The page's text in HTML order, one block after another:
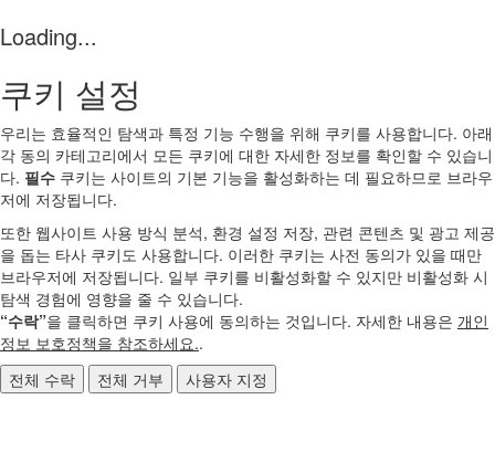
Loading...
쿠키 설정
우리는 효율적인 탐색과 특정 기능 수행을 위해 쿠키를 사용합니다. 아래
각 동의 카테고리에서 모든 쿠키에 대한 자세한 정보를 확인할 수 있습니
다. 필수 쿠키는 사이트의 기본 기능을 활성화하는 데 필요하므로 브라우
저에 저장됩니다.
또한 웹사이트 사용 방식 분석, 환경 설정 저장, 관련 콘텐츠 및 광고 제공
을 돕는 타사 쿠키도 사용합니다. 이러한 쿠키는 사전 동의가 있을 때만
브라우저에 저장됩니다. 일부 쿠키를 비활성화할 수 있지만 비활성화 시
탐색 경험에 영향을 줄 수 있습니다.
“수락”을 클릭하면 쿠키 사용에 동의하는 것입니다. 자세한 내용은 개인
정보 보호정책을 참조하세요..
전체 수락
전체 거부 사용자 지정